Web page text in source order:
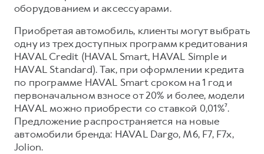
оборудованием и аксессуарами.
Приобретая автомобиль, клиенты могут выбрать
одну из трех доступных программ кредитования
HAVAL Credit (HAVAL Smart, HAVAL Simple и
HAVAL Standard). Так, при оформлении кредита
по программе HAVAL Smart сроком на 1 год и
первоначальном взносе от 20% и более, модели
HAVAL можно приобрести со ставкой 0,01%⁷.
Предложение распространяется на новые
автомобили бренда: HAVAL Dargo, М6, F7, F7x,
Jolion.